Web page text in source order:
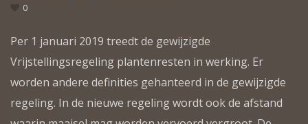
0
Per 1 januari 2019 treedt de gewijzigde
Vrijstellingsregeling plantenresten in werking. Er
worden andere definities gehanteerd in de gewijzigde
regeling. In de nieuwe regeling wordt ook de afstand